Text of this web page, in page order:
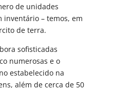
de unidades
inventário – temos, em
de terra.
sofisticadas
numerosas e o
estabelecido na
além de cerca de 50